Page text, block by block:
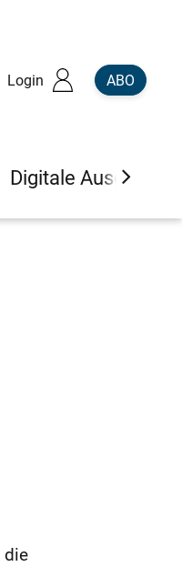
Login ABO
Digitale Ausgaben
die